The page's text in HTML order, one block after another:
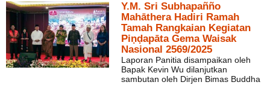
Y.M. Sri Subhapañño
Mahāthera Hadiri Ramah
Tamah Rangkaian Kegiatan
Piṇḍapāta Gema Waisak
Nasional 2569/2025
Laporan Panitia disampaikan oleh
Bapak Kevin Wu dilanjutkan
sambutan oleh Dirjen Bimas Buddha